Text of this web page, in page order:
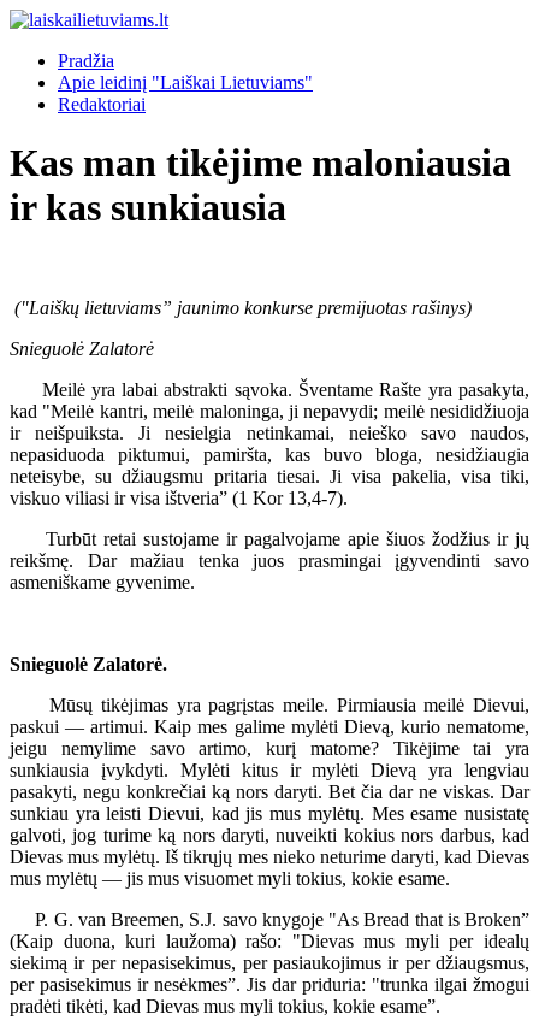
Pradžia
Apie leidinį "Laiškai Lietuviams"
Redaktoriai
Kas man tikėjime maloniausia
ir kas sunkiausia
("Laiškų lietuviams” jaunimo konkurse premijuotas rašinys)
Snieguolė Zalatorė
Meilė yra labai abstrakti sąvoka. Šventame Rašte yra pasakyta,
kad "Meilė kantri, meilė maloninga, ji nepavydi; meilė nesididžiuoja
ir neišpuiksta. Ji nesielgia netinkamai, neieško savo naudos,
nepasiduoda piktumui, pamiršta, kas buvo bloga, nesidžiaugia
neteisybe, su džiaugsmu pritaria tiesai. Ji visa pakelia, visa tiki,
viskuo viliasi ir visa ištveria” (1 Kor 13,4-7).
Turbūt retai sustojame ir pagalvojame apie šiuos žodžius ir jų
reikšmę. Dar mažiau tenka juos prasmingai įgyvendinti savo
asmeniškame gyvenime.
Snieguolė Zalatorė.
Mūsų tikėjimas yra pagrįstas meile. Pirmiausia meilė Dievui,
paskui — artimui. Kaip mes galime mylėti Dievą, kurio nematome,
jeigu nemylime savo artimo, kurį matome? Tikėjime tai yra
sunkiausia įvykdyti. Mylėti kitus ir mylėti Dievą yra lengviau
pasakyti, negu konkrečiai ką nors daryti. Bet čia dar ne viskas. Dar
sunkiau yra leisti Dievui, kad jis mus mylėtų. Mes esame nusistatę
galvoti, jog turime ką nors daryti, nuveikti kokius nors darbus, kad
Dievas mus mylėtų. Iš tikrųjų mes nieko neturime daryti, kad Dievas
mus mylėtų — jis mus visuomet myli tokius, kokie esame.
P. G. van Breemen, S.J. savo knygoje "As Bread that is Broken”
(Kaip duona, kuri laužoma) rašo: "Dievas mus myli per idealų
siekimą ir per nepasisekimus, per pasiaukojimus ir per džiaugsmus,
per pasisekimus ir nesėkmes”. Jis dar priduria: "trunka ilgai žmogui
pradėti tikėti, kad Dievas mus myli tokius, kokie esame”.